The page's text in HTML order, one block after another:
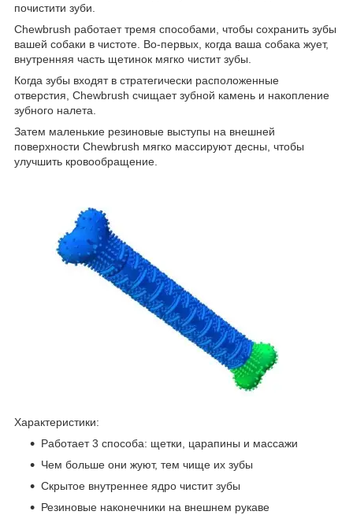
почистити зуби.
Chewbrush работает тремя способами, чтобы сохранить зубы
вашей собаки в чистоте. Во-первых, когда ваша собака жует,
внутренняя часть щетинок мягко чистит зубы.
Когда зубы входят в стратегически расположенные
отверстия, Chewbrush счищает зубной камень и накопление
зубного налета.
Затем маленькие резиновые выступы на внешней
поверхности Chewbrush мягко массируют десны, чтобы
улучшить кровообращение.
Характеристики:
Работает 3 способа: щетки, царапины и массажи
Чем больше они жуют, тем чище их зубы
Скрытое внутреннее ядро чистит зубы
Резиновые наконечники на внешнем рукаве